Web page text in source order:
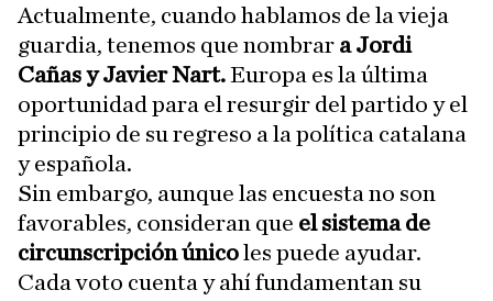
Actualmente, cuando hablamos de la vieja
guardia, tenemos que nombrar a Jordi
Cañas y Javier Nart.Europa es la última
oportunidad para el resurgir del partido y el
principio de su regreso a la política catalana
y española.
Sin embargo, aunque las encuesta no son
favorables, consideran que el sistema de
circunscripción únicoles puede ayudar.
Cada voto cuenta y ahí fundamentan su